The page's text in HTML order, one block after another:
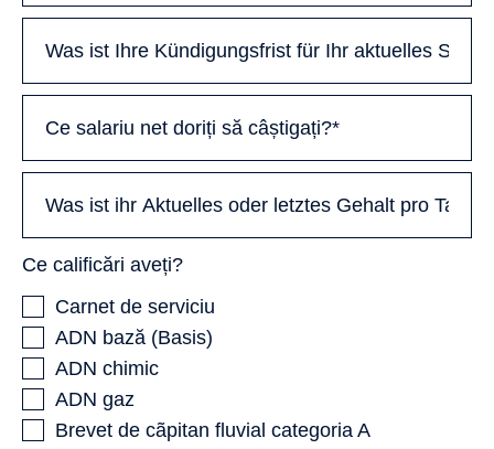
Ce calificări aveți?
Carnet de serviciu
ADN bază (Basis)
ADN chimic
ADN gaz
Brevet de cãpitan fluvial categoria A